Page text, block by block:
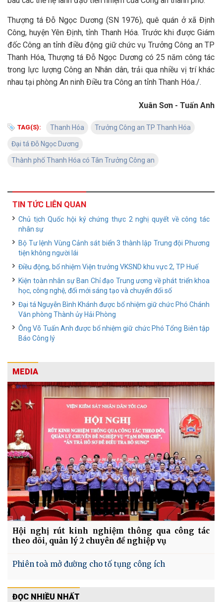
Thượng tá Đỗ Ngọc Dương (SN 1976), quê quán ở xã Định
Công, huyện Yên Định, tỉnh Thanh Hóa. Trước khi được Giám
đốc Công an tỉnh điều động giữ chức vụ Trưởng Công an TP
Thanh Hóa, Thượng tá Đỗ Ngọc Dương có 25 năm công tác
trong lực lượng Công an Nhân dân, trải qua nhiều vị trí khác
nhau tại phòng An ninh Điều tra Công an tỉnh Thanh Hóa./.
Xuân Sơn - Tuấn Anh
TAG(S): Thanh Hóa Trưởng Công an TP Thanh Hóa
Đại tá Đỗ Ngọc Dương
Thành phố Thanh Hóa có Tân Trưởng Công an
TIN TỨC LIÊN QUAN
Chủ tịch Quốc hội ký chứng thực 2 nghị quyết về công tác
nhân sự
Bộ Tư lệnh Vùng Cảnh sát biển 3 thành lập Trung đội Phương
tiện không người lái
Điều động, bổ nhiệm Viện trưởng VKSND khu vực 2, TP Huế
Kiện toàn nhân sự Ban Chỉ đạo Trung ương về phát triển khoa
học, công nghệ, đổi mới sáng tạo và chuyển đổi số
Đại tá Nguyễn Bình Khánh được bổ nhiệm giữ chức Phó Chánh
Văn phòng Thành ủy Hải Phòng
Ông Võ Tuấn Anh được bổ nhiệm giữ chức Phó Tổng Biên tập
Báo Công lý
MEDIA
Hội nghị rút kinh nghiệm thông qua công tác
theo dõi, quản lý 2 chuyên đề nghiệp vụ
Phiên toà mở đường cho tố tụng công ích
ĐỌC NHIỀU NHẤT